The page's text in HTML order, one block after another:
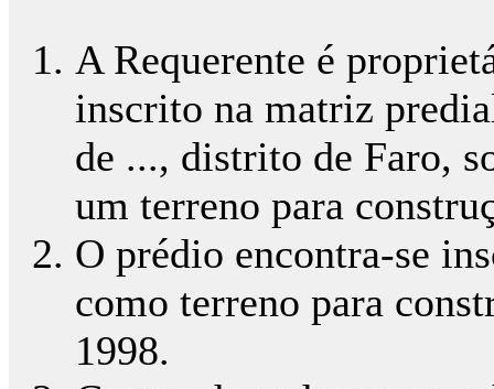
A Requerente é
inscrito na matriz
de ..., distrito de Faro,
um terreno para
O prédio encontra-se
como terreno para
1998.